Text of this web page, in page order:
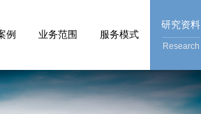
例 业务范围 服务模式
研究资料
Research